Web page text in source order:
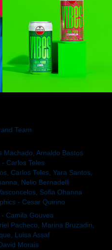
Team
Machado, Arnaldo Bastos
Carlos Teles
Carlos Teles, Yara Santos,
Nelio Bernadelli
Sofia Ohanna
- Cesar Quirino
Camila Gouvea
Pacheco, Marina Bruzadin,
Luisa Assaf
Morais